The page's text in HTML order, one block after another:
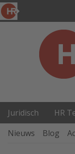
Juridisch HR
Nieuws
Blog